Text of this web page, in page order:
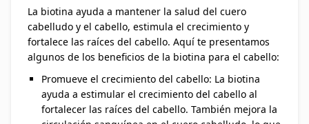
La biotina ayuda a mantener la salud del cuero
cabelludo y el cabello, estimula el crecimiento y
fortalece las raíces del cabello. Aquí te presentamos
algunos de los beneficios de la biotina para el cabello:
Promueve el crecimiento del cabello: La biotina
ayuda a estimular el crecimiento del cabello al
fortalecer las raíces del cabello. También mejora la